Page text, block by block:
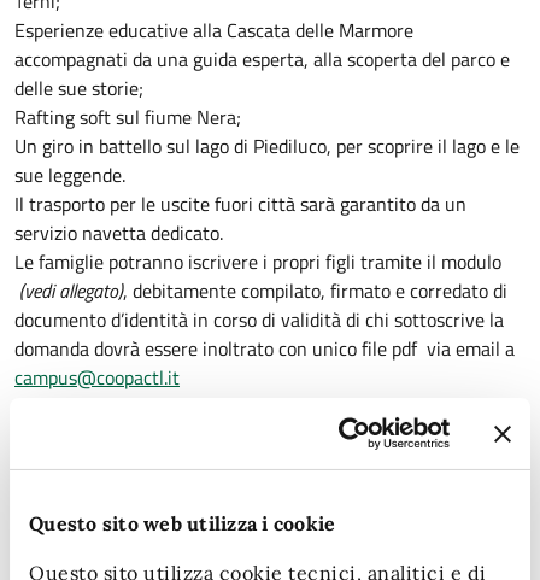
Questo sito web utilizza i cookie
Questo sito utilizza cookie tecnici, analitici e di
Esperienze educative alla Cascata delle Marmore
accompagnati da una guida esperta, alla scoperta del parco e
delle sue storie;
Rafting soft sul fiume Nera;
Un giro in battello sul lago di Piediluco, per scoprire il lago e le
sue leggende.
Il trasporto per le uscite fuori città sarà garantito da un
servizio navetta dedicato.
Le famiglie potranno iscrivere i propri figli tramite il modulo
(vedi allegato), debitamente compilato, firmato e corredato di
documento d’identità in corso di validità di chi sottoscrive la
domanda dovrà essere inoltrato con unico file pdf via email a
campus@coopactl.it
bambine e ai bambini della nostra comunità una esperienza di
socializzazione, gioco e attività all’aperto -conclude l'assessora
outdoor che ormai sono il fiore all’occhiello dell’offerta centri